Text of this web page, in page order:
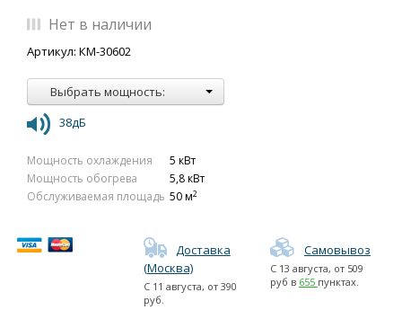
Нет в наличии
Артикул: КМ-30602
Выбрать мощность:
38дБ
Мощность охлаждения
5 кВт
Мощность обогрева
5,8 кВт
Обслуживаемая площадь 50 м2
Доставка
(Москва)
С 11 августа, от 390
руб.
Самовывоз
С 13 августа, от 509
руб в 655 пунктах.